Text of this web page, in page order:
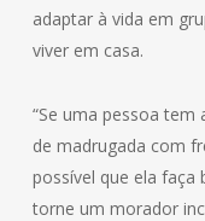
adaptar à vida em
viver em casa.
“Se uma pessoa
de madrugada com
possível que ela faça
torne um morador